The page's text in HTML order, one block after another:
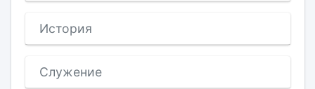
История
Служение